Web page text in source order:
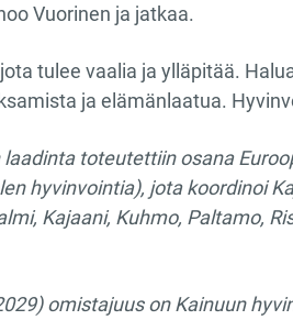
Vuorinen ja jatkaa.
tulee vaalia ja ylläpitää.
ja elämänlaatua.
toteutettiin osana
hyvinvointia), jota koordinoi
Kajaani, Kuhmo, Paltamo,
omistajuus on Kainuun